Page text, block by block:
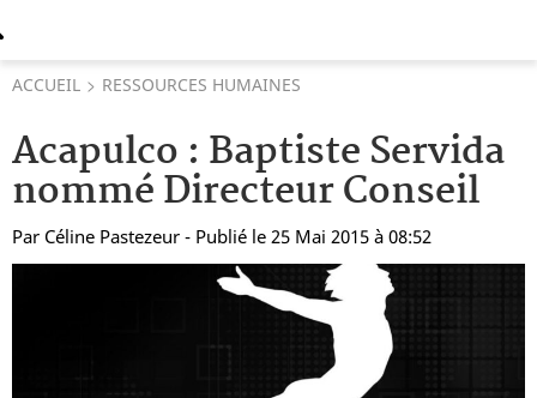
ACCUEIL RESSOURCES HUMAINES
Acapulco : Baptiste Servida
nommé Directeur Conseil
Par Céline Pastezeur - Publié le 25 Mai 2015 à 08:52